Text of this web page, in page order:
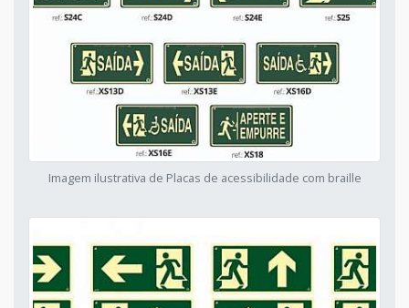
Imagem ilustrativa de Placas de acessibilidade com braille